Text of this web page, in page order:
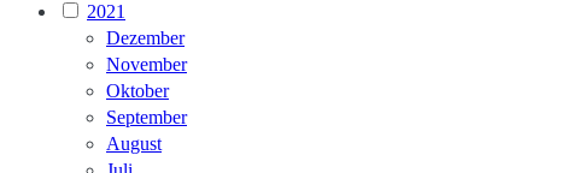
2021
Dezember
November
Oktober
September
August